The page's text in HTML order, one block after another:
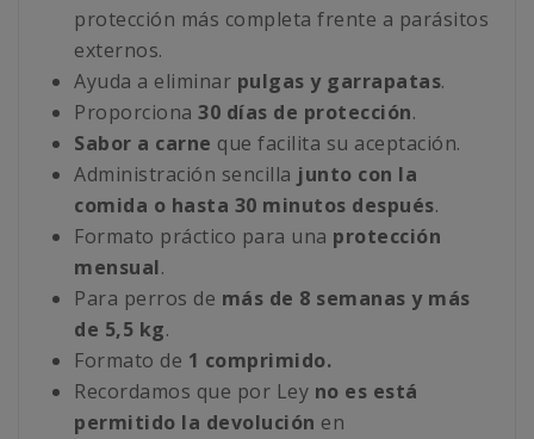
protección más completa frente a parásitos
externos.
Ayuda a eliminar pulgas y garrapatas.
Proporciona 30 días de protección.
Sabor a carne que facilita su aceptación.
Administración sencilla junto con la
comida o hasta 30 minutos después.
Formato práctico para una protección
mensual.
Para perros de más de 8 semanas y más
de 5,5 kg.
Formato de 1 comprimido.
Recordamos que por Ley no es está
permitido la devolución en